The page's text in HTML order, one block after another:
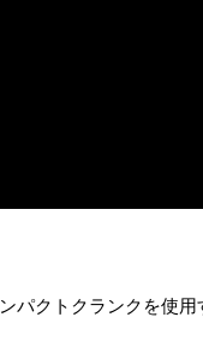
パクトクランクを使用